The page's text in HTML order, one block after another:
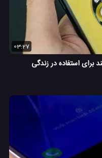
03:27
برای استفاده در زندگی